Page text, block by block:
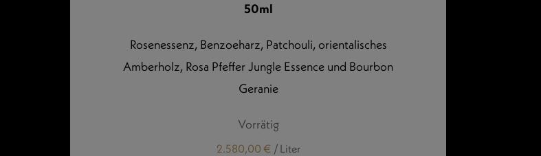
50ml
Rosenessenz, Benzoeharz, Patchouli, orientalisches
Amberholz, Rosa Pfeffer Jungle Essence und Bourbon
Geranie
Vorrätig
2.580,00 € / Liter